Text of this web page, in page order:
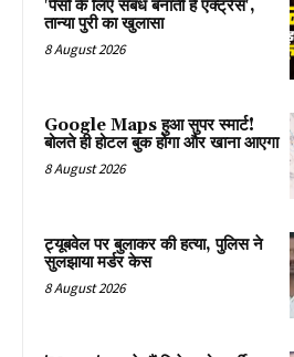
'पैसों के लिए संबंध बनाती है एक्ट्रेस',
तान्या पुरी का खुलासा
8 August 2026
Google Maps हुआ सुपर स्मार्ट!
बोलते ही होटल बुक होगा और खाना आएगा
8 August 2026
ट्यूबवेल पर बुलाकर की हत्या, पुलिस ने
सुलझाया मर्डर केस
8 August 2026